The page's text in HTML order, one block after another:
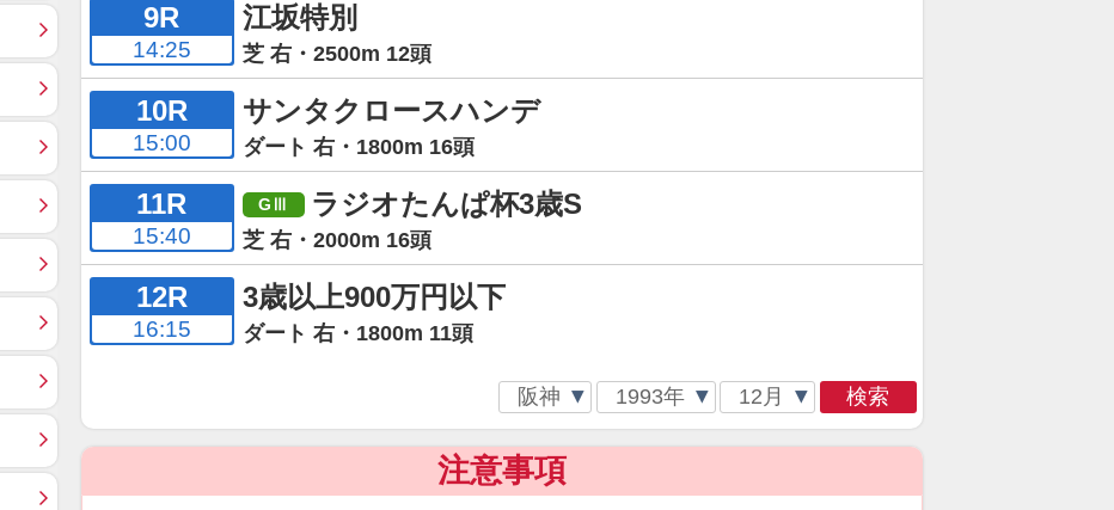
9R
14:25
江坂特別
芝 右・2500m 12頭
10R
15:00
サンタクロースハンデ
ダート 右・1800m 16頭
11R
15:40
ラジオたんぱ杯3歳S
芝 右・2000m 16頭
12R
16:15
3歳以上900万円以下
ダート 右・1800m 11頭
検索
注意事項